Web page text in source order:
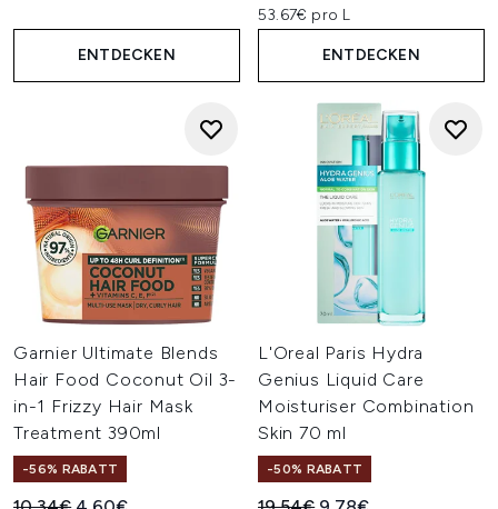
ENTDECKEN
53.67€ pro L
ENTDECKEN
Garnier Ultimate Blends
Hair Food Coconut Oil 3-
in-1 Frizzy Hair Mask
Treatment 390ml
-56% RABATT
L'Oreal Paris Hydra
Genius Liquid Care
Moisturiser Combination
Skin 70 ml
-50% RABATT